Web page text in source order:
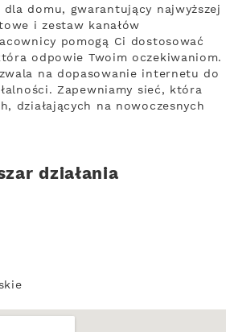
domu, gwarantujący najwyższej
i zestaw kanałów
pomogą Ci dostosować
odpowie Twoim oczekiwaniom.
na dopasowanie internetu do
Zapewniamy sieć, która
działających na nowoczesnych
działania